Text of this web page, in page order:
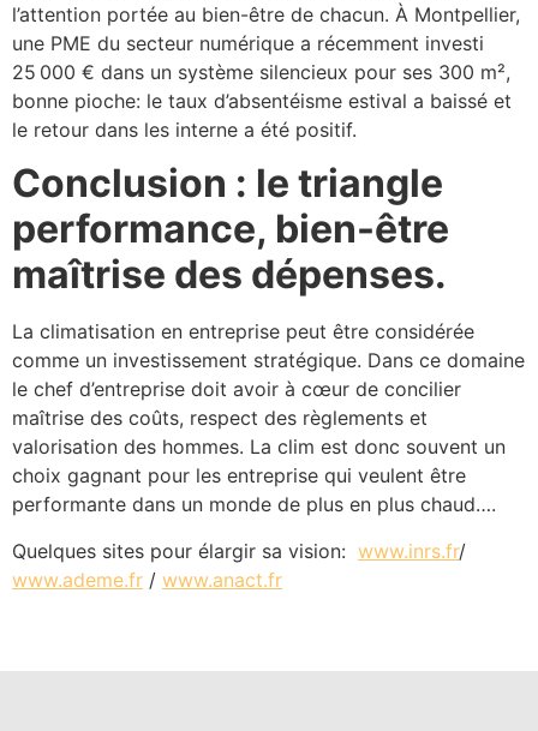
l’attention portée au bien-être de chacun. À Montpellier,
une PME du secteur numérique a récemment investi
25 000 € dans un système silencieux pour ses 300 m²,
bonne pioche: le taux d’absentéisme estival a baissé et
le retour dans les interne a été positif.
Conclusion : le triangle
performance, bien-être
maîtrise des dépenses.
La climatisation en entreprise peut être considérée
comme un investissement stratégique. Dans ce domaine
le chef d’entreprise doit avoir à cœur de concilier
maîtrise des coûts, respect des règlements et
valorisation des hommes. La clim est donc souvent un
choix gagnant pour les entreprise qui veulent être
performante dans un monde de plus en plus chaud….
Quelques sites pour élargir sa vision: www.inrs.fr/
www.ademe.fr / www.anact.fr